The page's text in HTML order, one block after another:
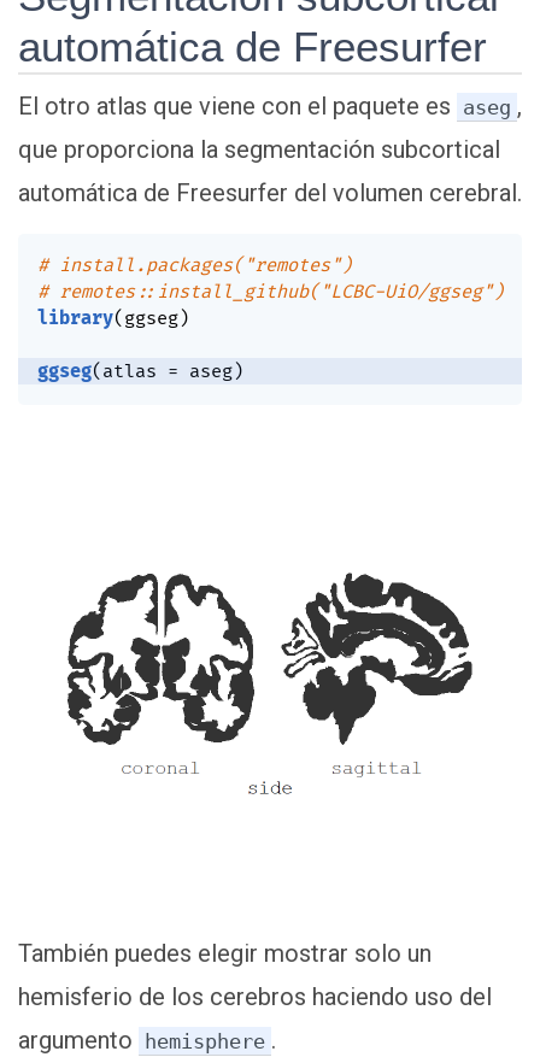
automática de Freesurfer
El otro atlas que viene con el paquete es aseg ,
que proporciona la segmentación subcortical
automática de Freesurfer del volumen cerebral.
# install.packages("remotes")
# remotes::install_github("LCBC-UiO/ggseg")
library( ggseg)
ggseg( atlas = aseg)
También puedes elegir mostrar solo un
hemisferio de los cerebros haciendo uso del
argumento
hemisphere .